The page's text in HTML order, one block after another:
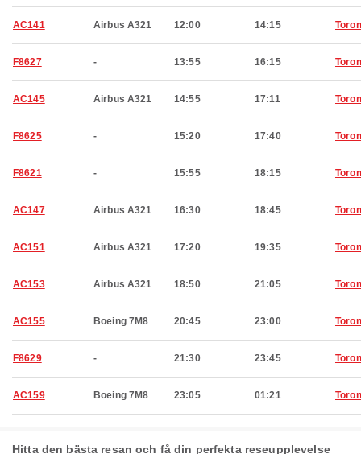
AC141 Airbus A321 12:00 14:15
F8627 - 13:55 16:15
AC145 Airbus A321 14:55 17:11
F8625 - 15:20 17:40
F8621 - 15:55 18:15
AC147 Airbus A321 16:30 18:45
AC151 Airbus A321 17:20 19:35
AC153 Airbus A321 18:50 21:05
AC155 Boeing 7M8 20:45 23:00
F8629 - 21:30 23:45
AC159 Boeing 7M8 23:05 01:21
Hitta den bästa resan och få din perfekta reseupplevelse